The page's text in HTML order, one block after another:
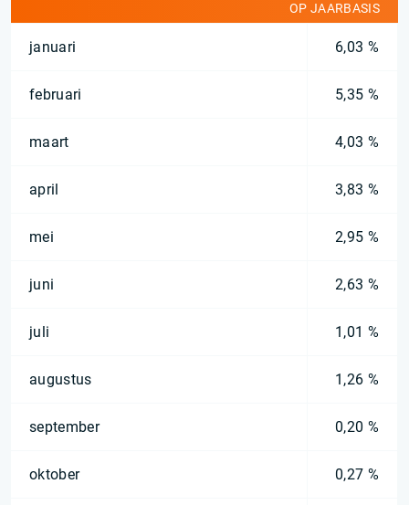
OP JAARBASIS
januari 6,03 %
februari 5,35 %
maart 4,03 %
april 3,83 %
mei 2,95 %
juni 2,63 %
juli 1,01 %
augustus 1,26 %
september 0,20 %
oktober 0,27 %